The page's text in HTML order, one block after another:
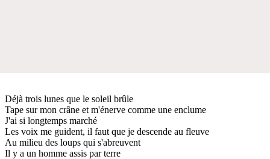
Déjà trois lunes que le soleil brûle
Tape sur mon crâne et m'énerve comme une enclume
J'ai si longtemps marché
Les voix me guident, il faut que je descende au fleuve
Au milieu des loups qui s'abreuvent
Il y a un homme assis par terre